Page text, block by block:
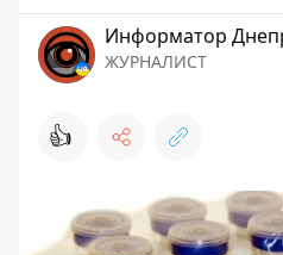
Информатор
ЖУРНАЛИСТ
👍